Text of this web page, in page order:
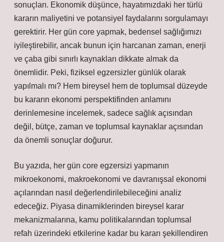
sonuçları. Ekonomik düşünce, hayatımızdaki her türlü
kararın maliyetini ve potansiyel faydalarını sorgulamayı
gerektirir. Her gün core yapmak, bedensel sağlığımızı
iyileştirebilir, ancak bunun için harcanan zaman, enerji
ve çaba gibi sınırlı kaynakları dikkate almak da
önemlidir. Peki, fiziksel egzersizler günlük olarak
yapılmalı mı? Hem bireysel hem de toplumsal düzeyde
bu kararın ekonomi perspektifinden anlamını
derinlemesine incelemek, sadece sağlık açısından
değil, bütçe, zaman ve toplumsal kaynaklar açısından
da önemli sonuçlar doğurur.
Bu yazıda, her gün core egzersizi yapmanın
mikroekonomi, makroekonomi ve davranışsal ekonomi
açılarından nasıl değerlendirilebileceğini analiz
edeceğiz. Piyasa dinamiklerinden bireysel karar
mekanizmalarına, kamu politikalarından toplumsal
refah üzerindeki etkilerine kadar bu kararı şekillendiren